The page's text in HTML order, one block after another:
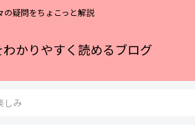
の疑問をちょこっと解説
かりやすく読めるブログ
しみ